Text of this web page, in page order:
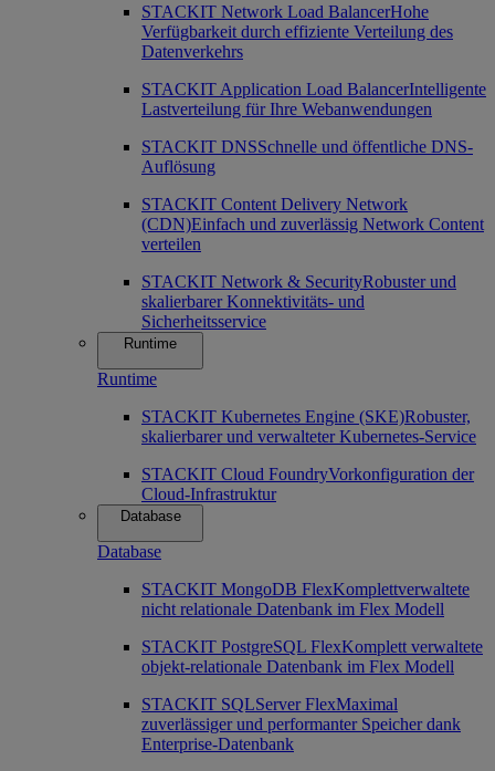
STACKIT Network Load BalancerHohe
Verfügbarkeit durch effiziente Verteilung des
Datenverkehrs
STACKIT Application Load BalancerIntelligente
Lastverteilung für Ihre Webanwendungen
STACKIT DNSSchnelle und öffentliche DNS-
Auflösung
STACKIT Content Delivery Network
(CDN)Einfach und zuverlässig Network Content
verteilen
STACKIT Network & SecurityRobuster und
skalierbarer Konnektivitäts- und
Sicherheitsservice
Runtime
Runtime
STACKIT Kubernetes Engine (SKE)Robuster,
skalierbarer und verwalteter Kubernetes-Service
STACKIT Cloud FoundryVorkonfiguration der
Cloud-Infrastruktur
Database
Database
STACKIT MongoDB FlexKomplettverwaltete
nicht relationale Datenbank im Flex Modell
STACKIT PostgreSQL FlexKomplett verwaltete
objekt-relationale Datenbank im Flex Modell
STACKIT SQLServer FlexMaximal
zuverlässiger und performanter Speicher dank
Enterprise-Datenbank